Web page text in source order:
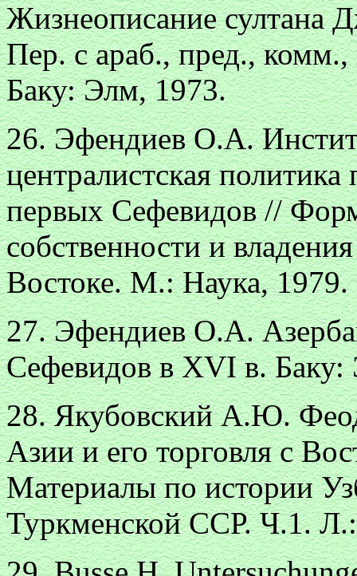
Жизнеописание султана
Пер. с араб., пред.,
Баку: Элм, 1973.
26. Эфендиев О.А.
централистская
первых Сефевидов //
собственности и
Востоке. М.: Наука,
27. Эфендиев О.А.
Сефевидов в XVI в.
28. Якубовский А.Ю.
Азии и его торговля с
Материалы по истории
Туркменской ССР. Ч.1.